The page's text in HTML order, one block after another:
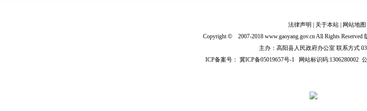
法律声明 关于本站
网站地图
Copyright©2007-2018 www.gaoyang.gov.cn All Rights
主办：高阳县人民政府办公室 联系方式
ICP备案号： 冀ICP备05019657号-1网站标识码:1306280002